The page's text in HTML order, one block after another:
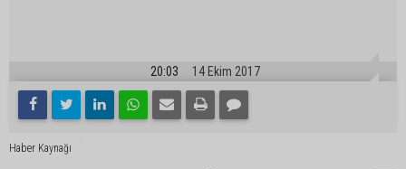
20:03 14 Ekim 2017
Haber Kaynağı